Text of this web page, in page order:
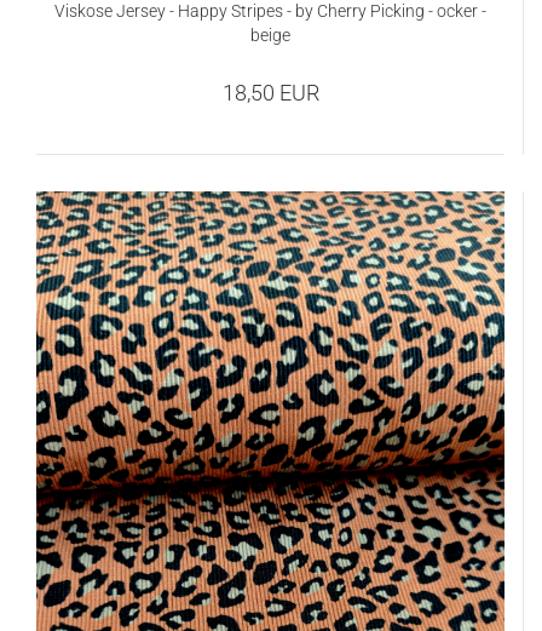
Viskose Jersey - Happy Stripes - by Cherry Picking - ocker -
beige
18,50 EUR